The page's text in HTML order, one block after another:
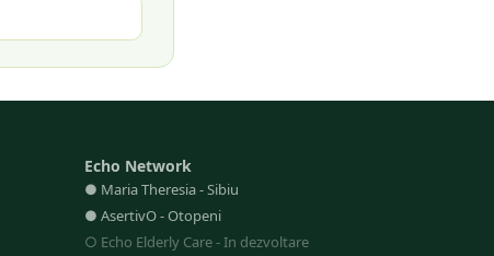
Echo Network
● Maria Theresia-Sibiu
● AsertivO-Otopeni
○ Echo Elderly Care-In dezvoltare